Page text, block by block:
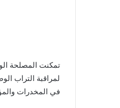
تمكنت المصلحة
في المخدرات